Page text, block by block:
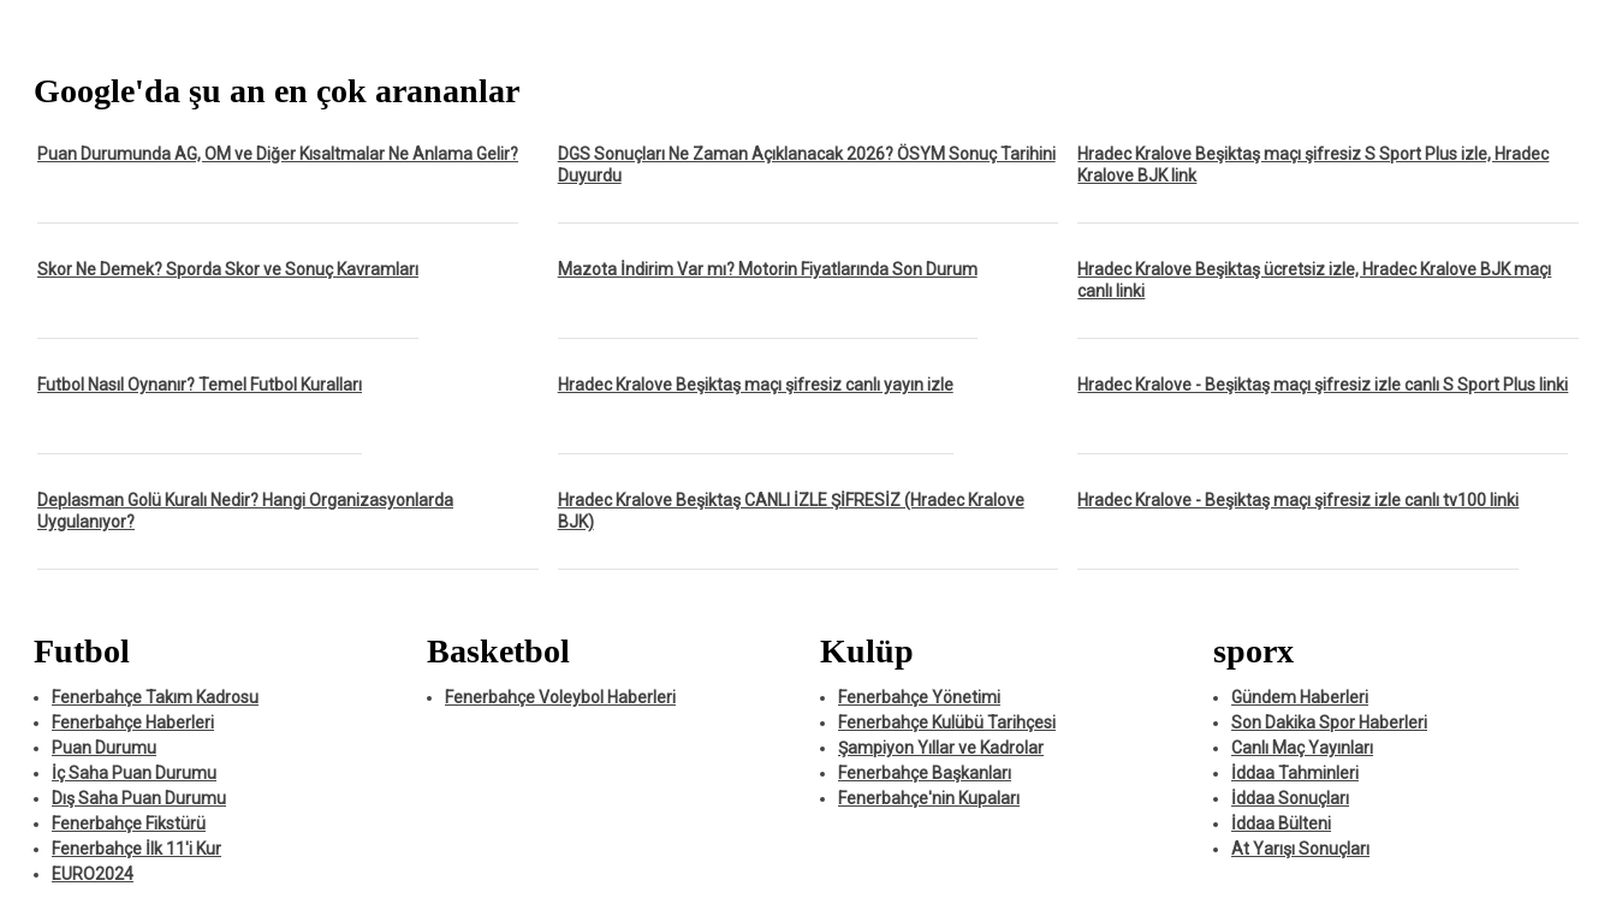
Google'da şu an en çok arananlar
Puan Durumunda AG, OM ve Diğer Kısaltmalar Ne Anlama Gelir?
Skor Ne Demek? Sporda Skor ve Sonuç Kavramları
Futbol Nasıl Oynanır? Temel Futbol Kuralları
Deplasman Golü Kuralı Nedir? Hangi Organizasyonlarda
Uygulanıyor?
DGS Sonuçları Ne Zaman Açıklanacak 2026? ÖSYM Sonuç Tarihini
Duyurdu
Mazota İndirim Var mı? Motorin Fiyatlarında Son Durum
Hradec Kralove Beşiktaş maçı şifresiz canlı yayın izle
Hradec Kralove Beşiktaş CANLI İZLE ŞİFRESİZ (Hradec Kralove
BJK)
Hradec Kralove Beşiktaş maçı şifresiz S Sport Plus izle, Hradec
Kralove BJK link
Hradec Kralove Beşiktaş ücretsiz izle, Hradec Kralove BJK maçı
canlı linki
Hradec Kralove - Beşiktaş maçı şifresiz izle canlı S Sport Plus linki
Hradec Kralove - Beşiktaş maçı şifresiz izle canlı tv100 linki
Futbol
Fenerbahçe Takım Kadrosu
Fenerbahçe Haberleri
Puan Durumu
İç Saha Puan Durumu
Dış Saha Puan Durumu
Fenerbahçe Fikstürü
Fenerbahçe İlk 11'i Kur
EURO2024
Basketbol
Fenerbahçe Voleybol Haberleri
Kulüp
Fenerbahçe Yönetimi
Fenerbahçe Kulübü Tarihçesi
Şampiyon Yıllar ve Kadrolar
Fenerbahçe Başkanları
Fenerbahçe'nin Kupaları
sporx
Gündem Haberleri
Son Dakika Spor Haberleri
Canlı Maç Yayınları
İddaa Tahminleri
İddaa Sonuçları
İddaa Bülteni
At Yarışı Sonuçları